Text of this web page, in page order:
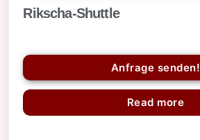
Rikscha-Shuttle
Anfrage senden!
Read more